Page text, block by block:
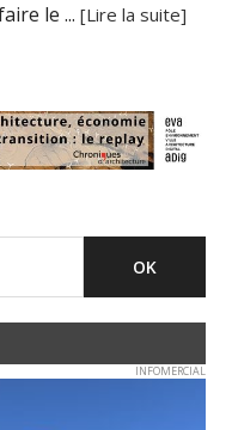
le ...[Lire la suite]
INFOMERCIAL